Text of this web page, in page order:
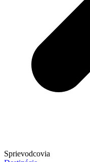
Sprievodcovia